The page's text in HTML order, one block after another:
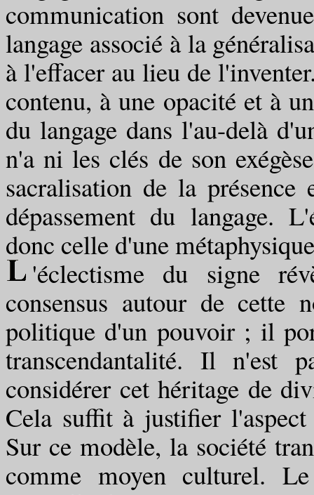
communication sont
langage associé à la
à l'effacer au lieu de
contenu, à une opacité et à
du langage dans l'au-delà
n'a ni les clés de son
sacralisation de la
dépassement du langage.
donc celle d'une
'éclectisme du signe
consensus autour de cette
politique d'un pouvoir ; il
transcendantalité. Il n'est
considérer cet héritage de
Cela suffit à justifier
Sur ce modèle, la société
comme moyen culturel.